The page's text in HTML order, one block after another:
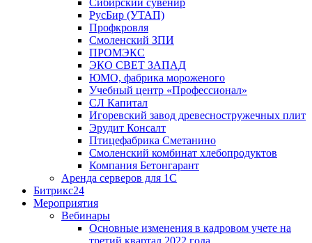
Сибирский сувенир
РусБир (УТАП)
Профкровля
Смоленский ЗПИ
ПРОМЭКС
ЭКО СВЕТ ЗАПАД
ЮМО, фабрика мороженого
Учебный центр «Профессионал»
СЛ Капитал
Игоревский завод древесностружечных плит
Эрудит Консалт
Птицефабрика Сметанино
Смоленский комбинат хлебопродуктов
Компания Бетонгарант
Аренда серверов для 1С
Битрикс24
Мероприятия
Вебинары
Основные изменения в кадровом учете на
третий квартал 2022 года